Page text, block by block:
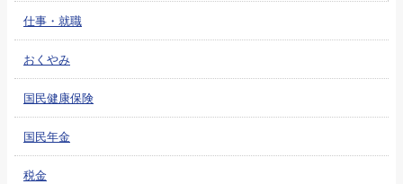
仕事・就職
おくやみ
国民健康保険
国民年金
税金